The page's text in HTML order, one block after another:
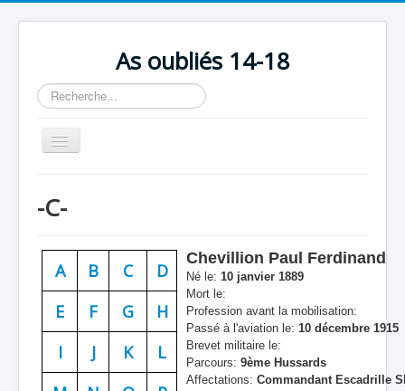
As oubliés 14-18
Rechercher
Basculer
la
Chronologie
Escadrilles
Organisation
Avions
Formation
-C-
A B C
D
E
F G
H
I
J K
L
Chevillion Paul Ferdinand
Né le: 10 janvier 1889
Mort le:
Profession avant la mobilisation:
Passé à l'aviation le: 10 décembre 1915
Brevet militaire le:
Parcours: 9ème Hussards
Affectations: Commandant Escadrille